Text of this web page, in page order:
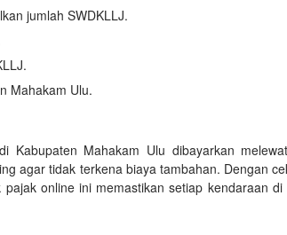
jumlah SWDKLLJ.
Mahakam Ulu.
Kabupaten Mahakam Ulu dibayarkan
agar tidak terkena biaya tambahan. Dengan
online ini memastikan setiap kendaraan